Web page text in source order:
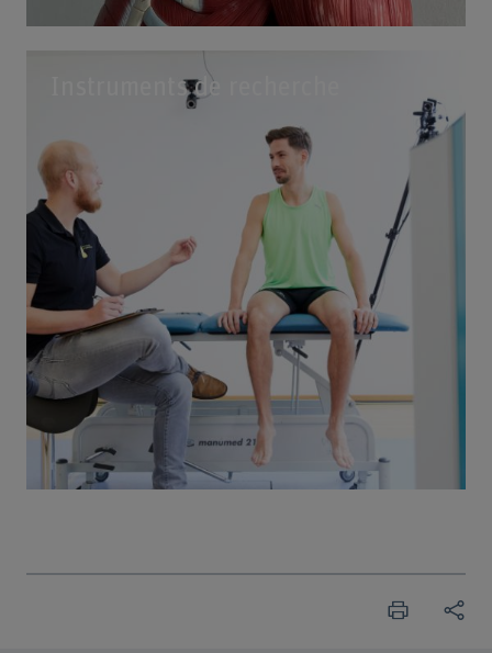
Instruments de recherche